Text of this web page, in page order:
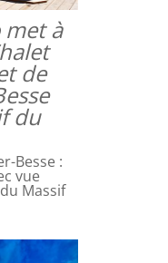
met à
de
du
Besse :
vue
Massif